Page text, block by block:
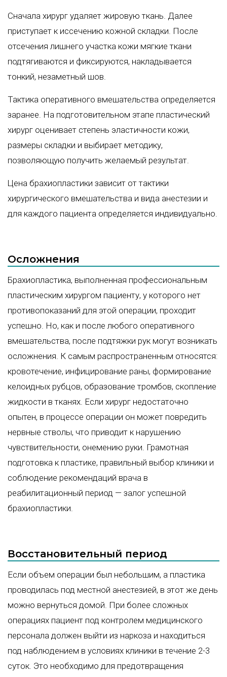
Сначала хирург удаляет жировую ткань. Далее
приступает к иссечению кожной складки. После
отсечения лишнего участка кожи мягкие ткани
подтягиваются и фиксируются, накладывается
тонкий, незаметный шов.
Тактика оперативного вмешательства определяется
заранее. На подготовительном этапе пластический
хирург оценивает степень эластичности кожи,
размеры складки и выбирает методику,
позволяющую получить желаемый результат.
Цена брахиопластики зависит от тактики
хирургического вмешательства и вида анестезии и
для каждого пациента определяется индивидуально.
Осложнения
Брахиопластика, выполненная профессиональным
пластическим хирургом пациенту, у которого нет
противопоказаний для этой операции, проходит
успешно. Но, как и после любого оперативного
вмешательства, после подтяжки рук могут возникать
осложнения. К самым распространенным относятся:
кровотечение, инфицирование раны, формирование
келоидных рубцов, образование тромбов, скопление
жидкости в тканях. Если хирург недостаточно
опытен, в процессе операции он может повредить
нервные стволы, что приводит к нарушению
чувствительности, онемению руки. Грамотная
подготовка к пластике, правильный выбор клиники и
соблюдение рекомендаций врача в
реабилитационный период — залог успешной
брахиопластики.
Восстановительный период
Если объем операции был небольшим, а пластика
проводилась под местной анестезией, в этот же день
можно вернуться домой. При более сложных
операциях пациент под контролем медицинского
персонала должен выйти из наркоза и находиться
под наблюдением в условиях клиники в течение 2-3
суток. Это необходимо для предотвращения